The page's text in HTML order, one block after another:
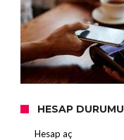
HESAP DURUMU
Hesap aç